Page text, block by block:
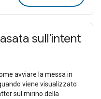
sull'intent
avviare la messa in
viene visualizzato
sul mirino della